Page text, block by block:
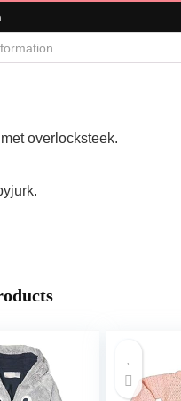
overlocksteek.